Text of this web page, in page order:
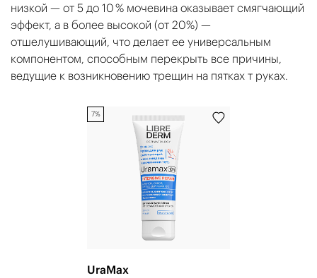
низкой — от 5 до 10 % мочевина оказывает смягчающий
эффект, а в более высокой (от 20%) —
отшелушивающий, что делает ее универсальным
компонентом, способным перекрыть все причины,
ведущие к возникновению трещин на пятках т руках.
UraМax
7%